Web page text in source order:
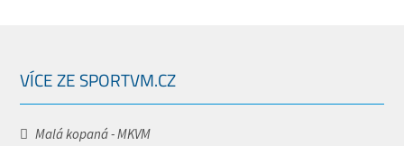
VÍCE ZE SPORTVM.CZ
Malá kopaná - MKVM